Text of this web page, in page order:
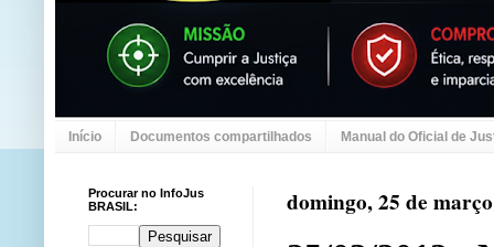
Início Documentos compartilhados Manual do Oficial de
domingo, 25 de
Procurar no InfoJus
BRASIL: